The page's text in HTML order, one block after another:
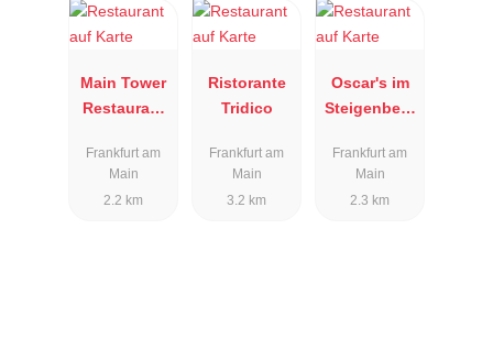
Main Tower
Restaurant
Frankfurt am
Main
2.2 km
Ristorante
Tridico
Frankfurt am
Main
3.2 km
Oscar's im
Steigenberg
Frankfurt am
Main
2.3 km